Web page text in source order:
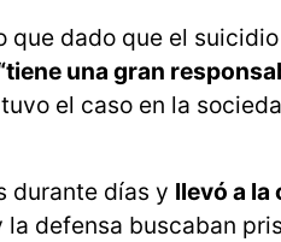
que dado que el
una gran
el caso en la
durante días y llevó a
defensa buscaban